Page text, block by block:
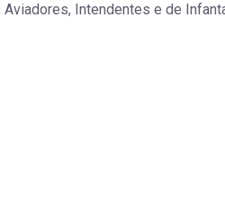
Intendentes e de